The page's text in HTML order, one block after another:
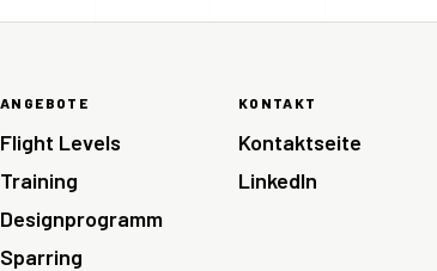
ANGEBOTE
Flight Levels
Training
Designprogramm
Sparring
KONTAKT
Kontaktseite
LinkedIn